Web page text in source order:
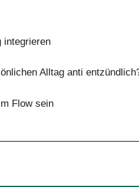
integrieren
Alltag anti
Flow sein